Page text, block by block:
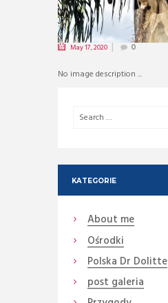
May 17, 2020 0
No image description ...
KATEGORIE
About me
Ośrodki
Polska Dr Dolitte
post galeria